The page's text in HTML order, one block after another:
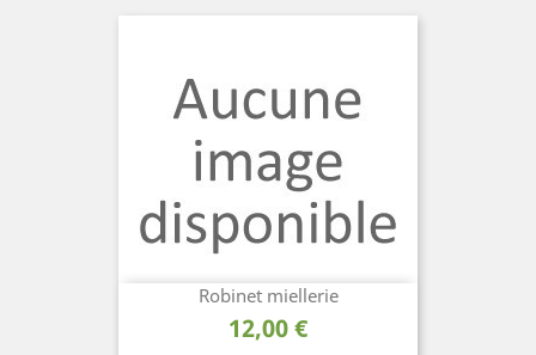
Robinet miellerie
Prix
12,00 €